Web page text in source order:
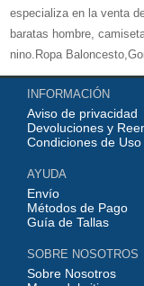
especializa en la venta
baratas hombre,
nino.Ropa
24 / 48H, la seguridad
seguro de la compra.
nuestros clientes han
INFORMACIÓN
Aviso de privacidad
Devoluciones y
Condiciones de Uso
AYUDA
Envío
Métodos de Pago
Guía de Tallas
SOBRE NOSOTROS
Sobre Nosotros